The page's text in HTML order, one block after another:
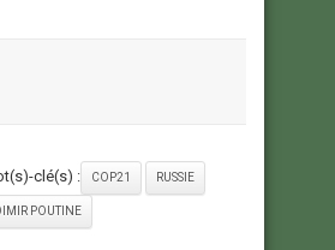
clé(s) : COP21 RUSSIE
POUTINE